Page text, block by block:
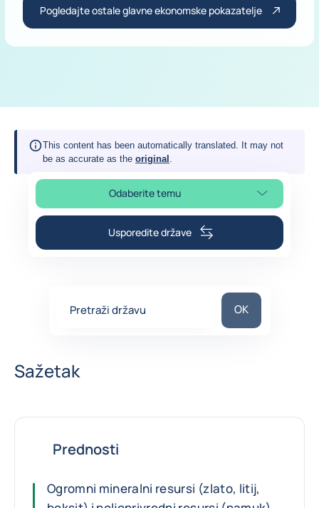
Pogledajte ostale glavne ekonomske pokazatelje
This content has been automatically translated. It may not
be as accurate as the original .
Odaberite temuOdaberite odjeljak na stranici
Usporedite države
Pretraži državu Pretraži državu
OK
Sažetak
Prednosti
Ogromni mineralni resursi (zlato, litij,